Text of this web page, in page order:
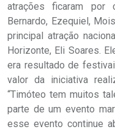
atrações ficaram por
Bernardo, Ezequiel,
principal atração
Horizonte, Eli Soares.
era resultado de
valor da iniciativa
“Timóteo tem muitos
parte de um evento
esse evento continue